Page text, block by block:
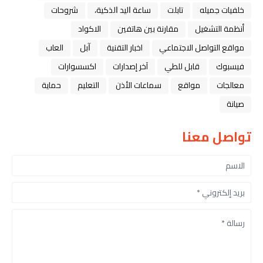
خلفيات جميله
تابلت ﺳﺎﻋﺔ ﺍﻟﻴﺪ ﺍﻟﺬﻛﻴﺔ،
شروحات
أنظمة التشغيل
مقارنة بين هاتفين
الاكواد
مواقع التواصل الاجتماعي
اخبار التقنية ﺁﺑﻞ
العاب
فيسبوك
قابل للطي آخر إصدارات
اكسسوارات
معالجات
مواقع سماعات الأذن التعليم
حماية
صيانة
تواصل معنا